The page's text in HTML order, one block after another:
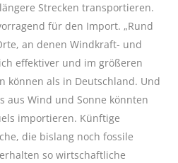
Strecken transportieren.
für den Import. „Rund
an denen Windkraft- und
effektiver und im größeren
können als in Deutschland. Und
aus Wind und Sonne könnten
importieren. Künftige
die bislang noch fossile
so wirtschaftliche